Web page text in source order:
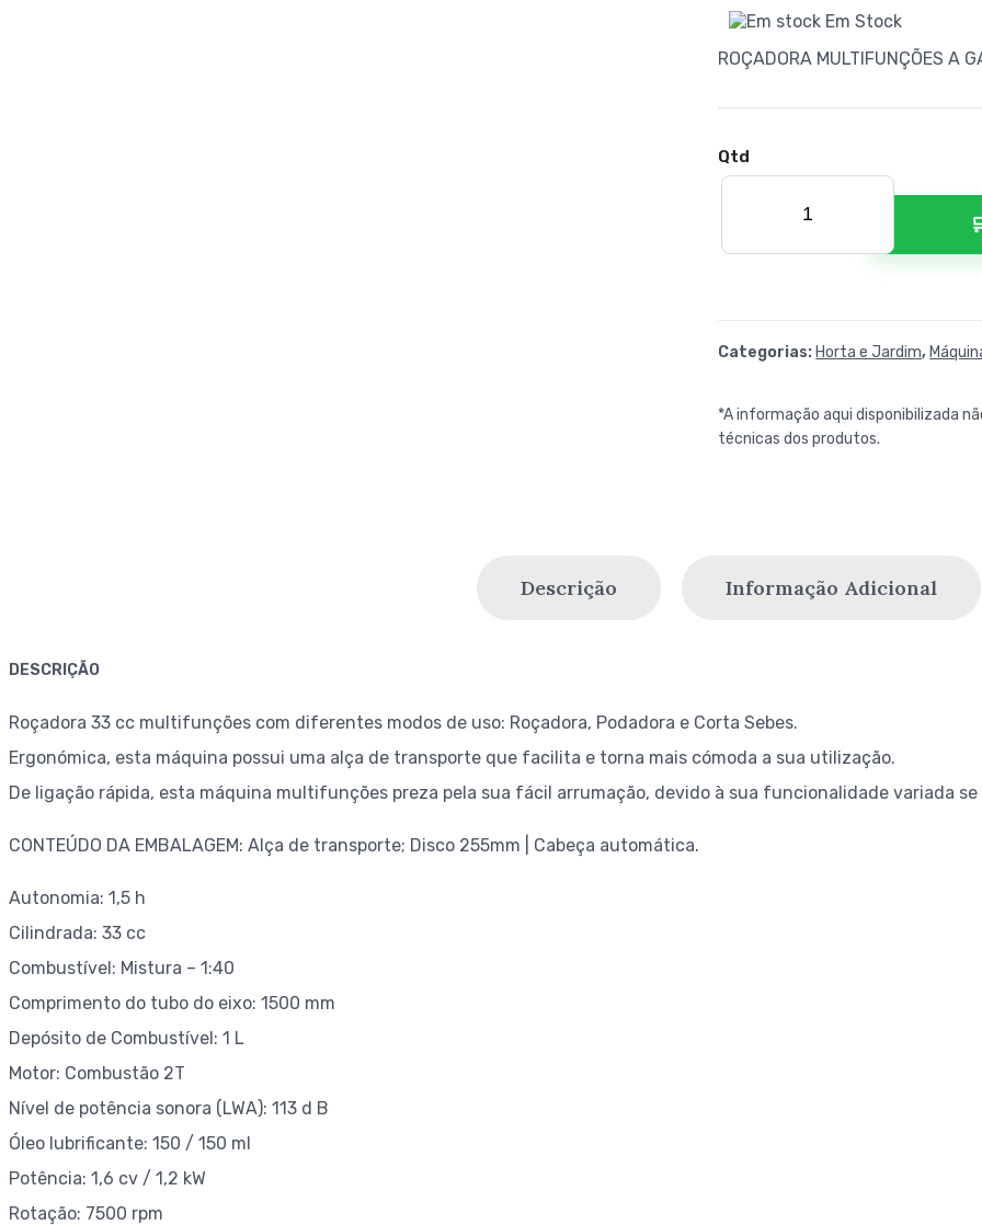
Em Stock
ROÇADORA MULTIFUNÇÕES A
Categorias: Horta e Jardim,
*A informação aqui disponibilizada
técnicas dos produtos.
Descrição Informação Adicional
DESCRIÇÃO
Roçadora 33 cc multifunções com diferentes modos de uso: Roçadora, Podadora e Corta Sebes.
Ergonómica, esta máquina possui uma alça de transporte que facilita e torna mais cómoda a sua utilização.
De ligação rápida, esta máquina multifunções preza pela sua fácil arrumação, devido à sua funcionalidade variada
CONTEÚDO DA EMBALAGEM: Alça de transporte; Disco 255mm | Cabeça automática.
Autonomia: 1,5 h
Cilindrada: 33 cc
Combustível: Mistura – 1:40
Comprimento do tubo do eixo: 1500 mm
Depósito de Combustível: 1 L
Motor: Combustão 2T
Nível de potência sonora (LWA): 113 d B
Óleo lubrificante: 150 / 150 ml
Potência: 1,6 cv / 1,2 kW
Rotação: 7500 rpm